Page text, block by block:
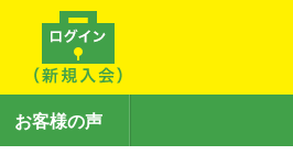
お客様の声